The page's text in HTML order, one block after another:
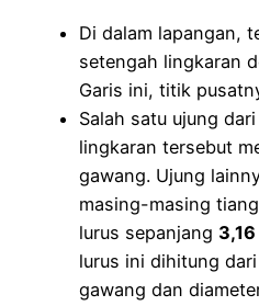
Di dalam lapangan,
setengah lingkaran
Garis ini, titik
Salah satu ujung
lingkaran tersebut
gawang. Ujung
masing-masing
lurus sepanjang
lurus ini dihitung
gawang dan